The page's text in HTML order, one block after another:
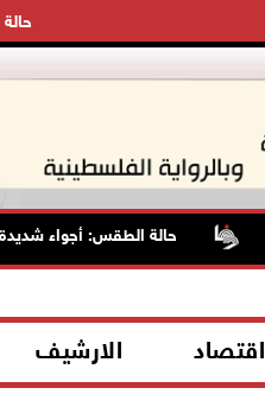
حالة الطقس: أجواء شديدة
اقتصاد الارشيف